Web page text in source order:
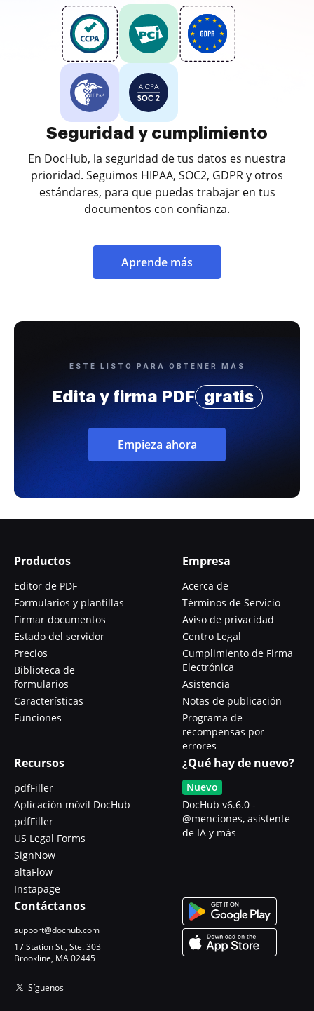
Seguridad y cumplimiento
En DocHub, la seguridad de tus datos es nuestra
prioridad. Seguimos HIPAA, SOC2, GDPR y otros
estándares, para que puedas trabajar en tus
documentos con confianza.
Aprende más
ESTÉ LISTO PARA OBTENER MÁS
Edita y firma PDF gratis
Empieza ahora
Productos
Editor de PDF
Formularios y plantillas
Firmar documentos
Estado del servidor
Precios
Biblioteca de
formularios
Características
Funciones
Empresa
Acerca de
Términos de Servicio
Aviso de privacidad
Centro Legal
Cumplimiento de Firma
Electrónica
Asistencia
Notas de publicación
Programa de
recompensas por
errores
Recursos
pdfFiller
Aplicación móvil DocHub
pdfFiller
US Legal Forms
SignNow
altaFlow
Instapage
¿Qué hay de nuevo?
Nuevo
DocHub v6.6.0 -
@menciones, asistente
de IA y más
Contáctanos
support@dochub.com
17 Station St., Ste. 303
Brookline, MA 02445
Síguenos